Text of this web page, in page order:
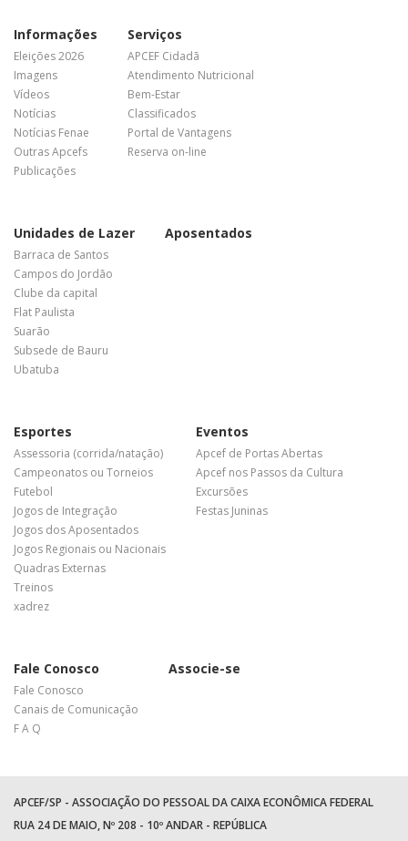
Informações
Eleições 2026
Imagens
Vídeos
Notícias
Notícias Fenae
Outras Apcefs
Publicações
Serviços
APCEF Cidadã
Atendimento Nutricional
Bem-Estar
Classificados
Portal de Vantagens
Reserva on-line
Unidades de Lazer
Barraca de Santos
Campos do Jordão
Clube da capital
Flat Paulista
Suarão
Subsede de Bauru
Ubatuba
Aposentados
Esportes
Assessoria (corrida/natação)
Campeonatos ou Torneios
Futebol
Jogos de Integração
Jogos dos Aposentados
Jogos Regionais ou Nacionais
Quadras Externas
Treinos
xadrez
Eventos
Apcef de Portas Abertas
Apcef nos Passos da Cultura
Excursões
Festas Juninas
Fale Conosco
Fale Conosco
Canais de Comunicação
F A Q
Associe-se
APCEF/SP - ASSOCIAÇÃO DO PESSOAL DA CAIXA ECONÔMICA FEDERAL
RUA 24 DE MAIO, Nº 208 - 10º ANDAR - REPÚBLICA